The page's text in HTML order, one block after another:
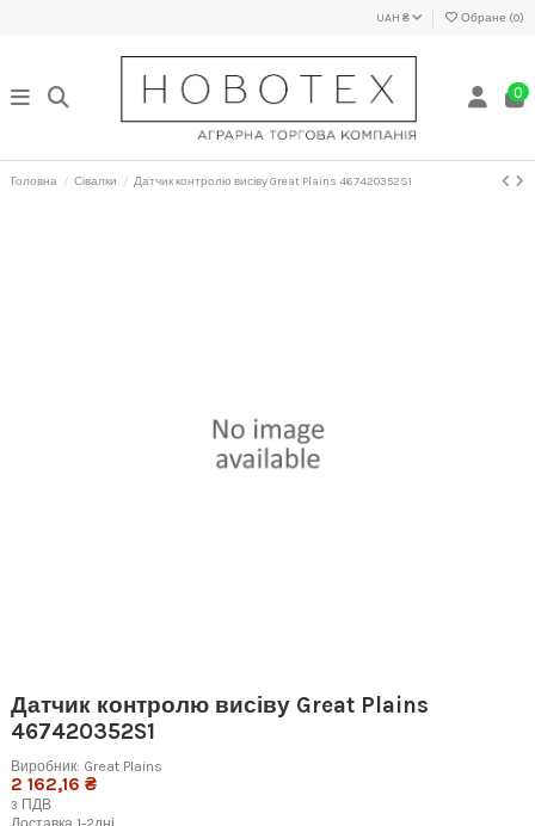
UAH ₴ Обране (0)
0
Головна Сівалки Датчик контролю висіву Great Plains 467420352S1
Датчик контролю висіву Great Plains
467420352S1
Виробник: Great Plains
2 162,16 ₴
з ПДВ